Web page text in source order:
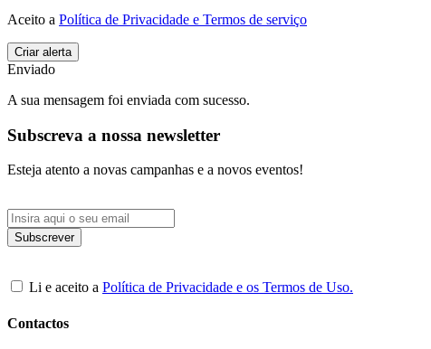
Aceito a Política de Privacidade e Termos de serviço
Enviado
A sua mensagem foi enviada com sucesso.
Subscreva a nossa newsletter
Esteja atento a novas campanhas e a novos eventos!
Li e aceito a Política de Privacidade e os Termos de Uso.
Contactos